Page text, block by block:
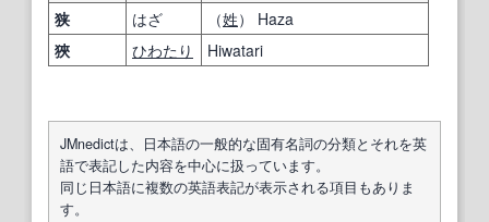
狭
はざ （姓） Haza
狹
ひわたり Hiwatari
JMnedictは、日本語の一般的な固有名詞の分類とそれを英
語で表記した内容を中心に扱っています。
同じ日本語に複数の英語表記が表示される項目もありま
す。